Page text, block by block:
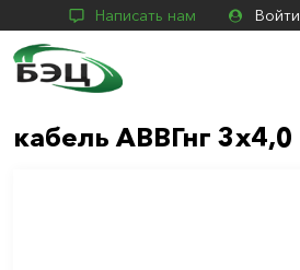
Написать нам Войти
кабель АВВГнг 3х4,0